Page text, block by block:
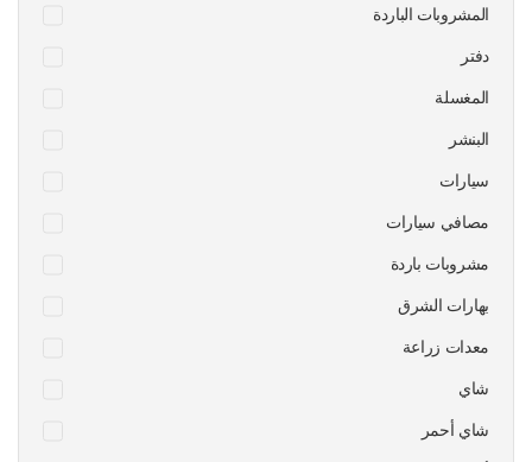
المشروبات الباردة
دفتر
المغسلة
البنشر
سيارات
مصافي سيارات
مشروبات باردة
بهارات الشرق
معدات زراعة
شاي
شاي أحمر